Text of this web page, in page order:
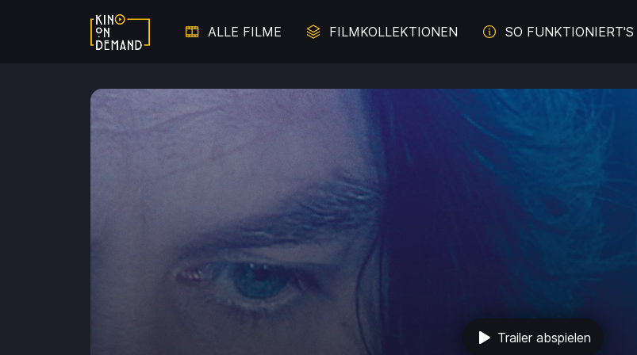
ALLE FILME FILMKOLLEKTIONEN SO FUNKTIONIERT'S
Trailer abspielen